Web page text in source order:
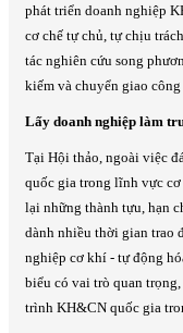
phát triển doanh nghiệp
cơ chế tự chủ, tự chịu
tác nghiên cứu song
kiếm và chuyển giao công
Lấy doanh nghiệp làm
Tại Hội thảo, ngoài việc
quốc gia trong lĩnh vực
lại những thành tựu, hạn
dành nhiều thời gian trao
nghiệp cơ khí - tự động
biểu có vai trò quan
trình KH&CN quốc gia